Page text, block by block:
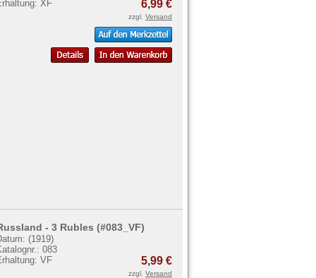
XF 6,99 €
zzgl. Versand
- 3 Rubles (#083_VF)
(1919)
083
VF
5,99 €
zzgl. Versand